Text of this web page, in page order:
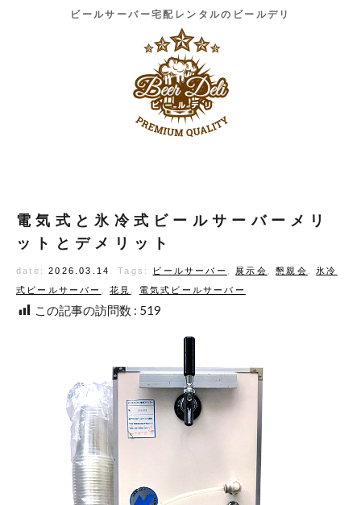
ビールサーバー宅配レンタルのビールデリ
電気式と氷冷式ビールサーバーメリ
ットとデメリット
date: 2026.03.14 Tags: ビールサーバー 展示会 ,懇親会
氷冷
式ビールサーバー
,花見 電気式ビールサーバー
この記事の訪問数 : 519